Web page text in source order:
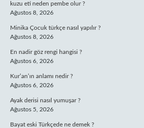
kuzu eti neden pembe olur ?
Ağustos 8, 2026
Minika Çocuk türkçe nasıl yapılır ?
Ağustos 8, 2026
En nadir göz rengi hangisi ?
Ağustos 6, 2026
Kur’an’ın anlamı nedir ?
Ağustos 6, 2026
Ayak derisi nasıl yumuşar ?
Ağustos 5, 2026
Bayat eski Türkçede ne demek ?